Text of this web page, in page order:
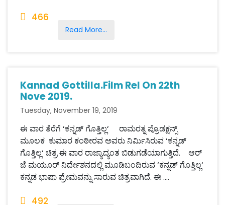
466
Read More...
Kannad Gottilla.Film Rel On 22th
Nove 2019.
Tuesday, November 19, 2019
ಈ ವಾರ ತೆರೆಗೆ ‘ಕನ್ನಡ್ ಗೊತ್ತಿಲ್ಲ‘ ರಾಮರತ್ನ ಪ್ರೊಡಕ್ಷನ್ಸ್
ಮೂಲಕ ಕುಮಾರ ಕಂಠೀರವ ಅವರು ನಿರ್ಮಿಸಿರುವ ‘ಕನ್ನಡ್
ಗೊತ್ತಿಲ್ಲ‘ ಚಿತ್ರ ಈ ವಾರ ರಾಜ್ಯಾದ್ಯಂತ ಬಿಡುಗಡೆಯಾಗುತ್ತಿದೆ. ಆರ್
ಜೆ ಮಯೂರ್ ನಿರ್ದೇಶನದಲ್ಲಿ ಮೂಡಿಬಂದಿರುವ ‘ಕನ್ನಡ್ ಗೊತ್ತಿಲ್ಲ‘
ಕನ್ನಡ ಭಾಷಾ ಪ್ರೇಮವನ್ನು ಸಾರುವ ಚಿತ್ರವಾಗಿದೆ. ಈ ....
492